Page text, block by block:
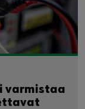
varmistaa